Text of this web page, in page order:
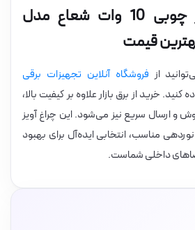
خرید چراغ آویز چوبی 10 وات شعاع مدل
قیمت
از فروشگاه آنلاین تجهیزات برقی
کنید. خرید از برق بازار علاوه بر کیفیت بالا،
و ارسال سریع نیز می‌شود. این چراغ آویز
مناسب، انتخابی ایده‌آل برای بهبود
داخلی شماست.